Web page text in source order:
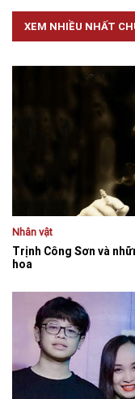
XEM NHIỀU NHẤT
Nhân vật
Trịnh Công Sơn và
hoa